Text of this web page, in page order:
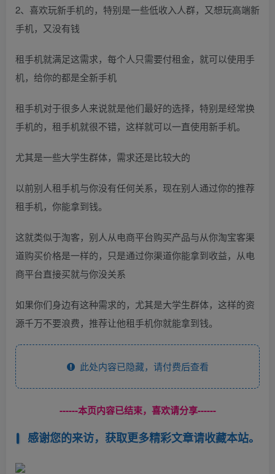
2、喜欢玩新手机的，特别是一些低收入人群，又想玩高端新
手机，又没有钱
租手机就满足这需求，每个人只需要付租金，就可以使用手
机，给你的都是全新手机
租手机对于很多人来说就是他们最好的选择，特别是经常换
手机的，租手机就很不错，这样就可以一直使用新手机。
尤其是一些大学生群体，需求还是比较大的
以前别人租手机与你没有任何关系，现在别人通过你的推荐
租手机，你能拿到钱。
这就类似于淘客，别人从电商平台购买产品与从你淘宝客渠
道购买价格是一样的，只是通过你渠道你能拿到收益，从电
商平台直接买就与你没关系
如果你们身边有这种需求的，尤其是大学生群体，这样的资
源千万不要浪费，推荐让他租手机你就能拿到钱。
此处内容已隐藏，请付费后查看
------本页内容已结束，喜欢请分享------
感谢您的来访，获取更多精彩文章请收藏本站。